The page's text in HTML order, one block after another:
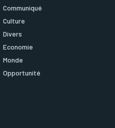
Communiqué
Culture
Divers
Economie
Monde
Opportunité